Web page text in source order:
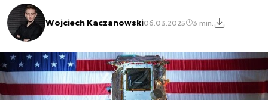
Wojciech Kaczanowski06.03.2025 3 min.